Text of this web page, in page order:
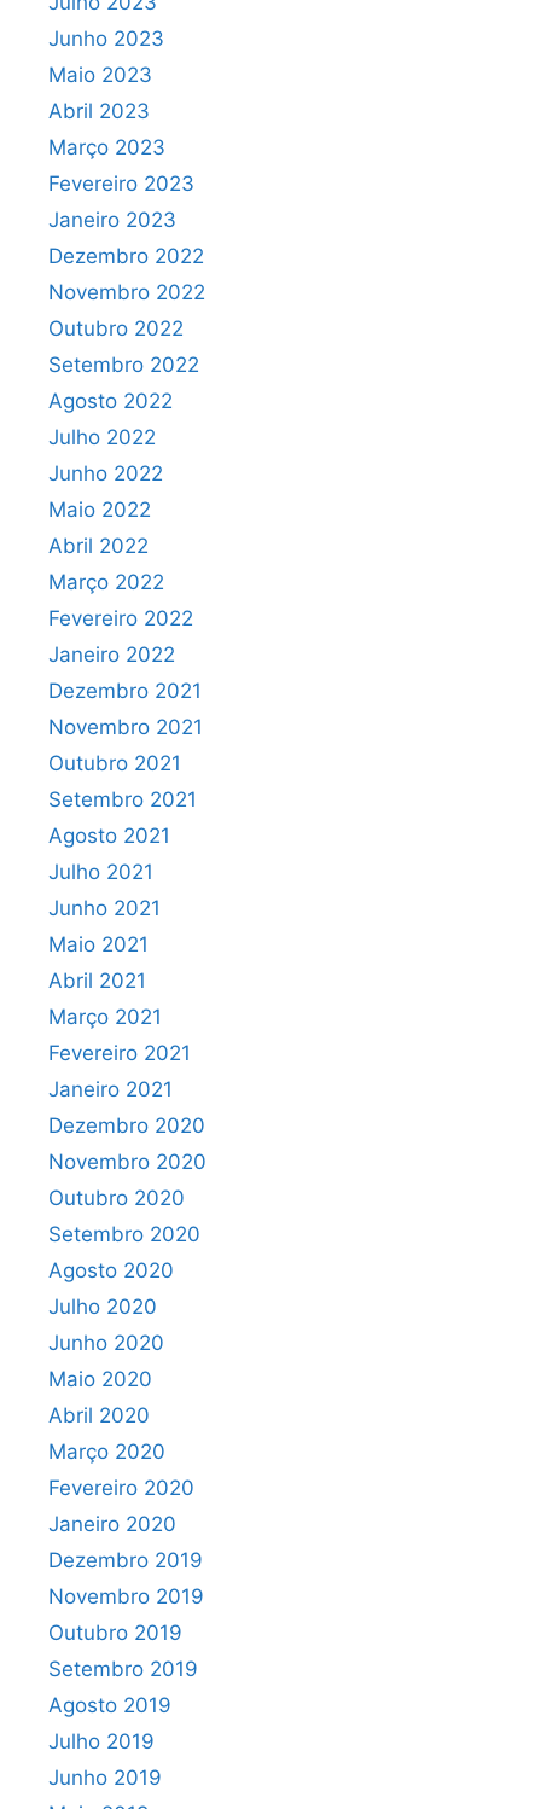
Junho 2023
Maio 2023
Abril 2023
Março 2023
Fevereiro 2023
Janeiro 2023
Dezembro 2022
Novembro 2022
Outubro 2022
Setembro 2022
Agosto 2022
Julho 2022
Junho 2022
Maio 2022
Abril 2022
Março 2022
Fevereiro 2022
Janeiro 2022
Dezembro 2021
Novembro 2021
Outubro 2021
Setembro 2021
Agosto 2021
Julho 2021
Junho 2021
Maio 2021
Abril 2021
Março 2021
Fevereiro 2021
Janeiro 2021
Dezembro 2020
Novembro 2020
Outubro 2020
Setembro 2020
Agosto 2020
Julho 2020
Junho 2020
Maio 2020
Abril 2020
Março 2020
Fevereiro 2020
Janeiro 2020
Dezembro 2019
Novembro 2019
Outubro 2019
Setembro 2019
Agosto 2019
Julho 2019
Junho 2019